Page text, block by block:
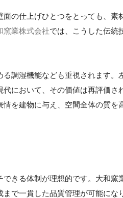
の仕上げひとつをとっても、素
窯業株式会社では、こうした伝統
調湿機能なども重視されます。
において、その価値は再評価さ
を建物に与え、空間全体の質を
きる体制が理想的です。大和窯
で一貫した品質管理が可能にな